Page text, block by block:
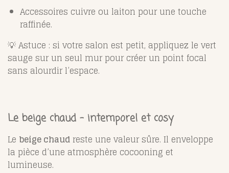
Accessoires cuivre ou laiton pour une touche
raffinée.
💡 Astuce : si votre salon est petit, appliquez le vert
sauge sur un seul mur pour créer un point focal
sans alourdir l’espace.
Le beige chaud – intemporel et cosy
Le beige chaud reste une valeur sûre. Il enveloppe
la pièce d’une atmosphère cocooning et
lumineuse.